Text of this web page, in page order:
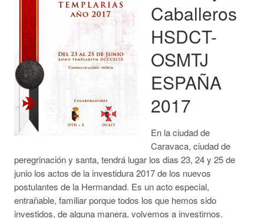
Caballeros
HSDCT-
OSMTJ
ESPAÑA
2017
En la ciudad de
Caravaca, ciudad de
peregrinación y santa, tendrá lugar los dias 23, 24 y 25 de
junio los actos de la investidura 2017 de los nuevos
postulantes de la Hermandad. Es un acto especial,
entrañable, familiar porque todos los que hemos sido
investidos, de alguna manera, volvemos a investirnos.